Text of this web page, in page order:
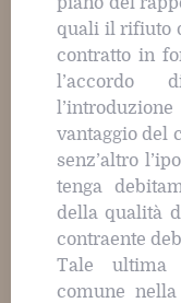
quali il rifiuto
contratto in
l’accordo
vantaggio del
senz’altro
tenga
della qualità
contraente
Tale ultima
comune